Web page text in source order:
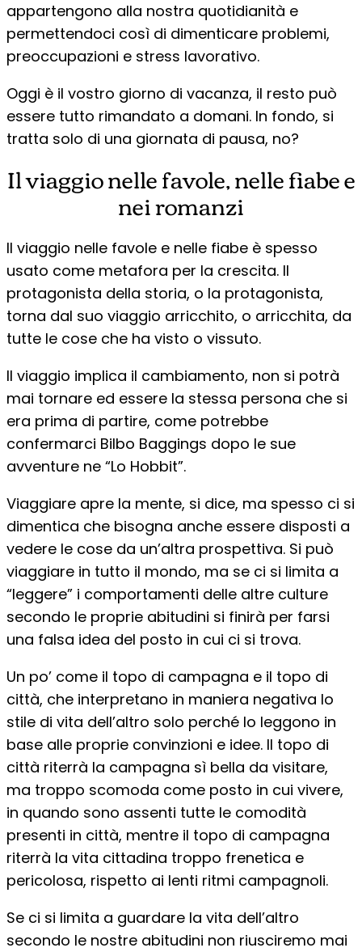
appartengono alla nostra quotidianità e
permettendoci così di dimenticare problemi,
preoccupazioni e stress lavorativo.
Oggi è il vostro giorno di vacanza, il resto può
essere tutto rimandato a domani. In fondo, si
tratta solo di una giornata di pausa, no?
Il viaggio nelle favole, nelle fiabe e
nei romanzi
Il viaggio nelle favole e nelle fiabe è spesso
usato come metafora per la crescita. Il
protagonista della storia, o la protagonista,
torna dal suo viaggio arricchito, o arricchita, da
tutte le cose che ha visto o vissuto.
Il viaggio implica il cambiamento, non si potrà
mai tornare ed essere la stessa persona che si
era prima di partire, come potrebbe
confermarci Bilbo Baggings dopo le sue
avventure ne “Lo Hobbit”.
Viaggiare apre la mente, si dice, ma spesso ci si
dimentica che bisogna anche essere disposti a
vedere le cose da un’altra prospettiva. Si può
viaggiare in tutto il mondo, ma se ci si limita a
“leggere” i comportamenti delle altre culture
secondo le proprie abitudini si finirà per farsi
una falsa idea del posto in cui ci si trova.
Un po’ come il topo di campagna e il topo di
città, che interpretano in maniera negativa lo
stile di vita dell’altro solo perché lo leggono in
base alle proprie convinzioni e idee. Il topo di
città riterrà la campagna sì bella da visitare,
ma troppo scomoda come posto in cui vivere,
in quando sono assenti tutte le comodità
presenti in città, mentre il topo di campagna
riterrà la vita cittadina troppo frenetica e
pericolosa, rispetto ai lenti ritmi campagnoli.
Se ci si limita a guardare la vita dell’altro
secondo le nostre abitudini non riusciremo mai